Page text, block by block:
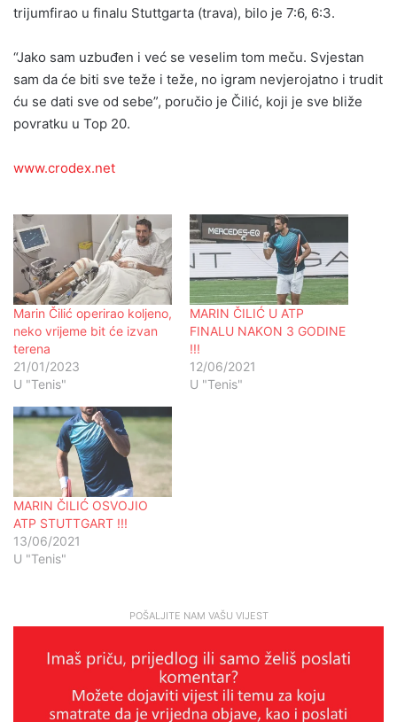
trijumfirao u finalu Stuttgarta (trava), bilo je 7:6, 6:3.
“Jako sam uzbuđen i već se veselim tom meču. Svjestan
sam da će biti sve teže i teže, no igram nevjerojatno i trudit
ću se dati sve od sebe”, poručio je Čilić, koji je sve bliže
povratku u Top 20.
www.crodex.net
Marin Čilić operirao koljeno,
neko vrijeme bit će izvan
terena
21/01/2023
U "Tenis"
MARIN ČILIĆ U ATP
FINALU NAKON 3 GODINE
!!!
12/06/2021
U "Tenis"
MARIN ČILIĆ OSVOJIO
ATP STUTTGART !!!
13/06/2021
U "Tenis"
POŠALJITE NAM VAŠU VIJEST